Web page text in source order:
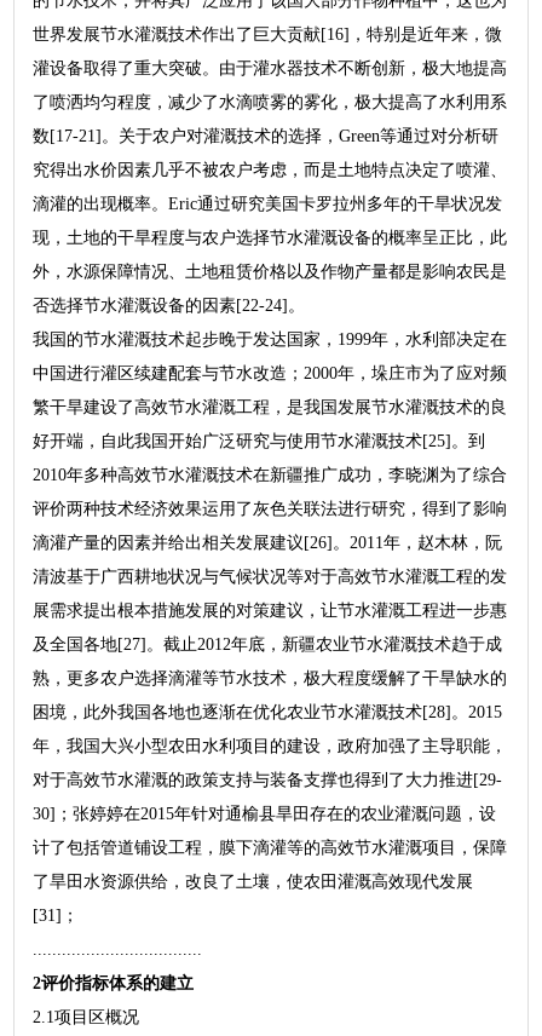
世界发展节水灌溉技术作出了巨大贡献[16]，特别是近年来，微
灌设备取得了重大突破。由于灌水器技术不断创新，极大地提高
了喷洒均匀程度，减少了水滴喷雾的雾化，极大提高了水利用系
数[17-21]。关于农户对灌溉技术的选择，Green等通过对分析研
究得出水价因素几乎不被农户考虑，而是土地特点决定了喷灌、
滴灌的出现概率。Eric通过研究美国卡罗拉州多年的干旱状况发
现，土地的干旱程度与农户选择节水灌溉设备的概率呈正比，此
外，水源保障情况、土地租赁价格以及作物产量都是影响农民是
否选择节水灌溉设备的因素[22-24]。
我国的节水灌溉技术起步晚于发达国家，1999年，水利部决定在
中国进行灌区续建配套与节水改造；2000年，垛庄市为了应对频
繁干旱建设了高效节水灌溉工程，是我国发展节水灌溉技术的良
好开端，自此我国开始广泛研究与使用节水灌溉技术[25]。到
2010年多种高效节水灌溉技术在新疆推广成功，李晓渊为了综合
评价两种技术经济效果运用了灰色关联法进行研究，得到了影响
滴灌产量的因素并给出相关发展建议[26]。2011年，赵木林，阮
清波基于广西耕地状况与气候状况等对于高效节水灌溉工程的发
展需求提出根本措施发展的对策建议，让节水灌溉工程进一步惠
及全国各地[27]。截止2012年底，新疆农业节水灌溉技术趋于成
熟，更多农户选择滴灌等节水技术，极大程度缓解了干旱缺水的
困境，此外我国各地也逐渐在优化农业节水灌溉技术[28]。2015
年，我国大兴小型农田水利项目的建设，政府加强了主导职能，
对于高效节水灌溉的政策支持与装备支撑也得到了大力推进[29-
30]；张婷婷在2015年针对通榆县旱田存在的农业灌溉问题，设
计了包括管道铺设工程，膜下滴灌等的高效节水灌溉项目，保障
了旱田水资源供给，改良了土壤，使农田灌溉高效现代发展
[31]；
2评价指标体系的建立
2.1项目区概况